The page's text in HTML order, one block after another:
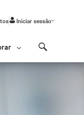
Iniciar sessão